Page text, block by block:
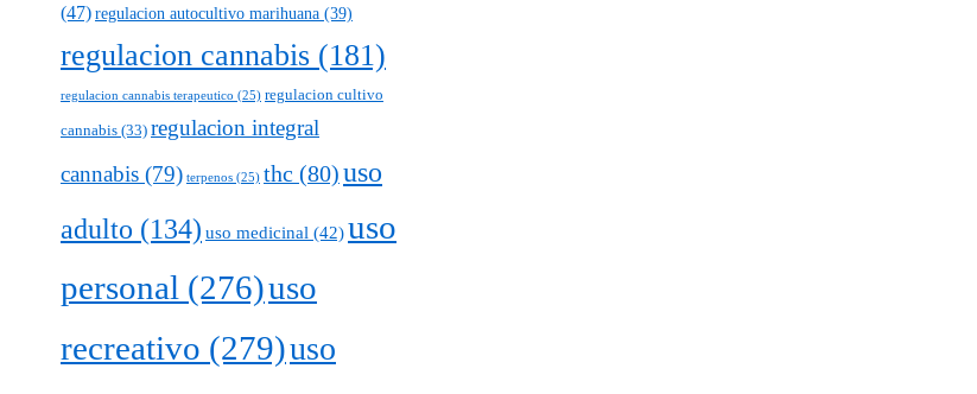
(47)regulacion autocultivo marihuana (39)
regulacion cannabis (181)
regulacion cannabis terapeutico (25) regulacion cultivo
cannabis (33) regulacion integral
cannabis (79) terpenos (25) thc (80)uso
adulto (134) uso medicinal (42)uso
personal (276)uso
recreativo (279)uso